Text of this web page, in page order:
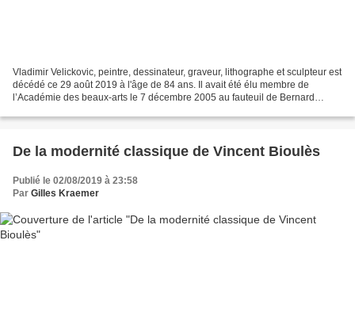
Vladimir Velickovic, peintre, dessinateur, graveur, lithographe et sculpteur est
décédé ce 29 août 2019 à l'âge de 84 ans. Il avait été élu membre de
l’Académie des beaux-arts le 7 décembre 2005 au fauteuil de Bernard
De la modernité classique de Vincent Bioulès
Publié le 02/08/2019 à 23:58
Par Gilles Kraemer